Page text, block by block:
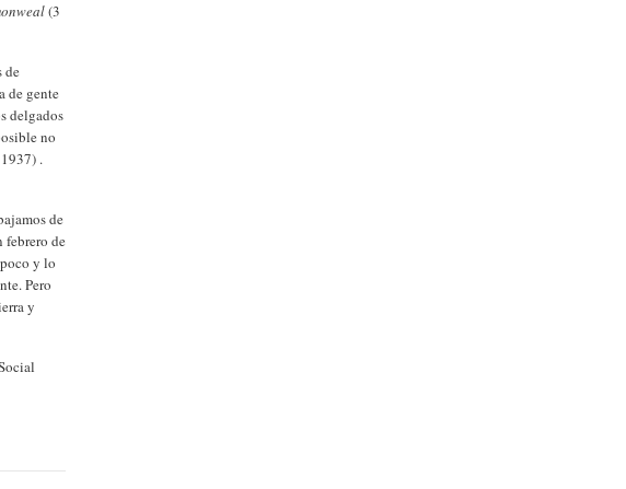
(3
de
de gente
delgados
no
.
de
febrero de
y lo
Pero
y